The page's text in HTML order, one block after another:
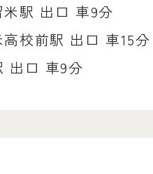
駅 出口 車9分
校前駅 出口 車15分
出口 車9分